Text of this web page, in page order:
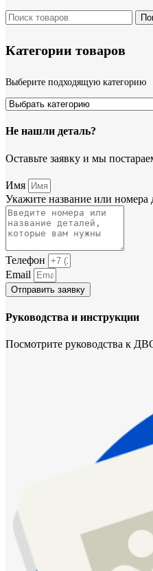
Категории товаров
Выберите подходящую категорию
Не нашли деталь?
Оставьте заявку и мы
Имя
Укажите название или номера
Телефон
Email
Отправить заявку
Руководства и инструкции
Посмотрите руководства к